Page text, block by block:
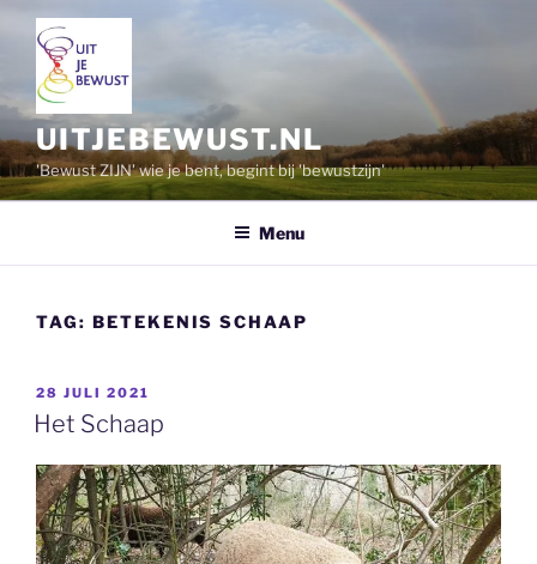
inhoud
UITJEBEWUST.NL
'Bewust ZIJN' wie je bent, begint bij 'bewustzijn'
Menu
TAG: BETEKENIS SCHAAP
GEPLAATST
OP
28 JULI 2021
Het Schaap